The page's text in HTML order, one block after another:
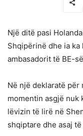
Një ditë pasi
Shqipërinë dhe ia
ambasadorit të BE-
Në një deklaratë për
momentin asgjë nuk
lëvizin të lirë në
shqiptare dhe asaj